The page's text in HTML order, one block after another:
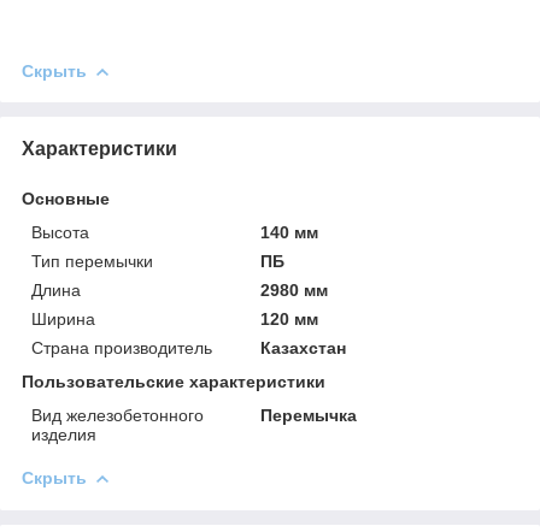
Скрыть
Характеристики
Основные
Высота
140 мм
Тип перемычки
ПБ
Длина
2980 мм
Ширина
120 мм
Страна производитель
Казахстан
Пользовательские характеристики
Вид железобетонного
изделия
Перемычка
Скрыть